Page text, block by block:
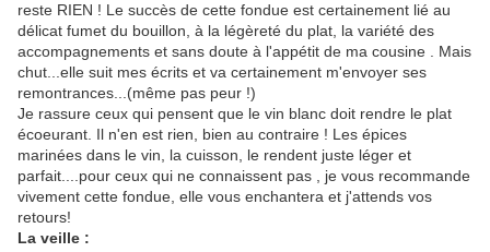
reste RIEN ! Le succès de cette fondue est certainement lié au
délicat fumet du bouillon, à la légèreté du plat, la variété des
accompagnements et sans doute à l'appétit de ma cousine . Mais
chut...elle suit mes écrits et va certainement m'envoyer ses
remontrances...(même pas peur !)
Je rassure ceux qui pensent que le vin blanc doit rendre le plat
écoeurant. Il n'en est rien, bien au contraire ! Les épices
marinées dans le vin, la cuisson, le rendent juste léger et
parfait....pour ceux qui ne connaissent pas , je vous recommande
vivement cette fondue, elle vous enchantera et j'attends vos
retours!
La veille :